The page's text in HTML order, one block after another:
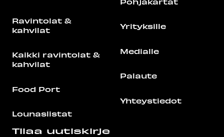
Ravintolat &
kahvilat
Kaikki ravintolat &
kahvilat
Food Port
Lounaslistat
Yrityksille
Medialle
Palaute
Yhteystiedot
Tilaa uutiskirje